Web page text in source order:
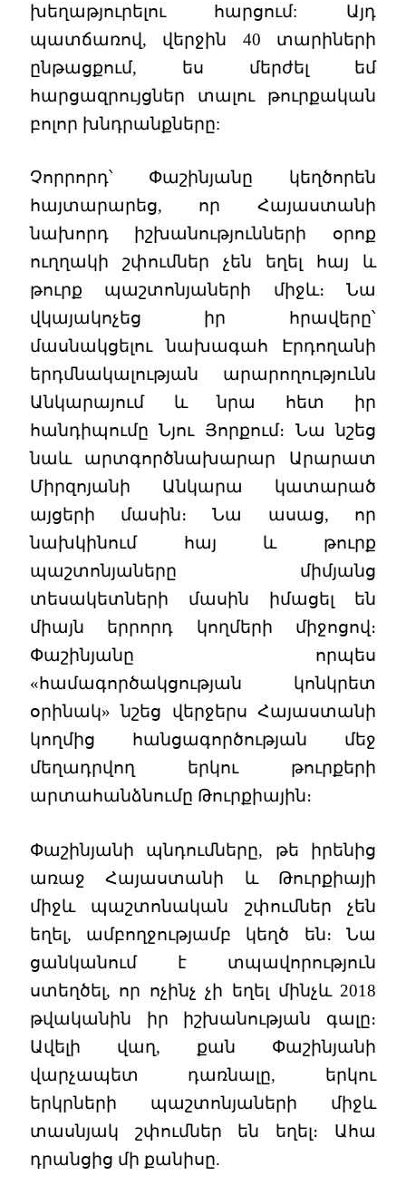
խեղաթյուրելու հարցում: Այդ
պատճառով, վերջին 40 տարիների
ընթացքում, ես մերժել եմ
հարցազրույցներ տալու թուրքական
բոլոր խնդրանքները:
Չորրորդ՝ Փաշինյանը կեղծորեն
հայտարարեց, որ Հայաստանի
նախորդ իշխանությունների օրոք
ուղղակի շփումներ չեն եղել հայ և
թուրք պաշտոնյաների միջև։ Նա
վկայակոչեց իր հրավերը՝
մասնակցելու նախագահ Էրդողանի
երդմնակալության արարողությունն
Անկարայում և նրա հետ իր
հանդիպումը Նյու Յորքում։ Նա նշեց
նաև արտգործնախարար Արարատ
Միրզոյանի Անկարա կատարած
այցերի մասին։ Նա ասաց, որ
նախկինում հայ և թուրք
պաշտոնյաները միմյանց
տեսակետների մասին իմացել են
միայն երրորդ կողմերի միջոցով։
Փաշինյանը որպես
«համագործակցության կոնկրետ
օրինակ» նշեց վերջերս Հայաստանի
կողմից հանցագործության մեջ
մեղադրվող երկու թուրքերի
արտահանձնումը Թուրքիային։
Փաշինյանի պնդումները, թե իրենից
առաջ Հայաստանի և Թուրքիայի
միջև պաշտոնական շփումներ չեն
եղել, ամբողջությամբ կեղծ են։ Նա
ցանկանում է տպավորություն
ստեղծել, որ ոչինչ չի եղել մինչև 2018
թվականին իր իշխանության գալը։
Ավելի վաղ, քան Փաշինյանի
վարչապետ դառնալը, երկու
երկրների պաշտոնյաների միջև
տասնյակ շփումներ են եղել։ Ահա
դրանցից մի քանիսը.